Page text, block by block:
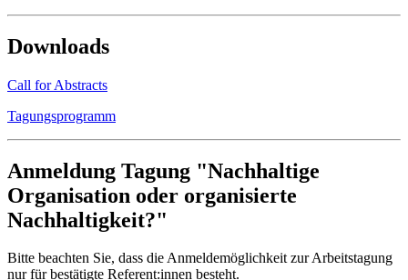
Downloads
Call for Abstracts
Tagungsprogramm
Anmeldung Tagung "Nachhaltige
Organisation oder organisierte
Nachhaltigkeit?"
Bitte beachten Sie, dass die Anmeldemöglichkeit zur Arbeitstagung
nur für bestätigte Referent:innen besteht.